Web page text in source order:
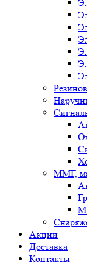
ММГ,
Акции
Доставка
Контакты